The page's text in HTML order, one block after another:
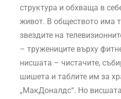
структура и обхваща в
живот. В обществото има
звездите на
– тружениците върху
нисшата – чистачите,
шишета и таблите им за
„МакДоналдс“. Но